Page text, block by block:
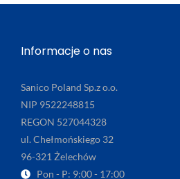
Informacje o nas
Sanico Poland Sp.z o.o.
NIP 9522248815
REGON 527044328
ul. Chełmońskiego 32
96-321 Żelechów
Pon - P: 9:00 - 17:00